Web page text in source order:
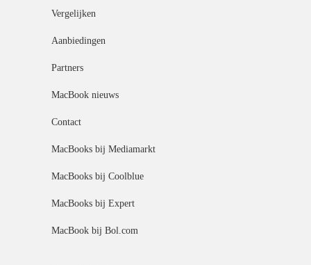
Vergelijken
Aanbiedingen
Partners
MacBook nieuws
Contact
MacBooks bij Mediamarkt
MacBooks bij Coolblue
MacBooks bij Expert
MacBook bij Bol.com